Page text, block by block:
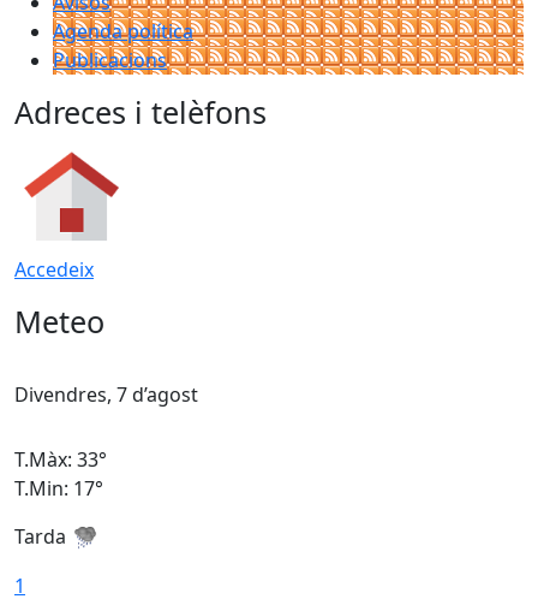
Agenda política
Publicacions
Adreces i telèfons
Accedeix
Meteo
Divendres, 7 d’agost
T.Màx: 33°
T.Min: 17°
Tarda
1